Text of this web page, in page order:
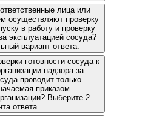
лица или
осуществляют проверку
в работу и проверку
эксплуатацией сосуда?
вариант ответа.
готовности сосуда к
надзора за
проводит только
приказом
Выберите 2
ответа.